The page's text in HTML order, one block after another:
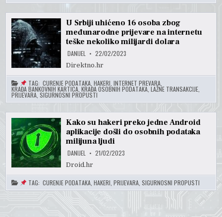
U Srbiji uhićeno 16 osoba zbog
međunarodne prijevare na internetu
teške nekoliko milijardi dolara
DANIJEL 22/02/2023
Direktno.hr
TAG: CURENJE PODATAKA, HAKERI INTERNET PREVARA,
KRAĐA BANKOVNIH KARTICA ,KRAĐA OSOBNIH PODATAKA ,LAŽNE TRANSAKCIJE
PRIJEVARA ,SIGURNOSNI PROPUSTI
Kako su hakeri preko jedne Android
aplikacije došli do osobnih podataka
milijuna ljudi
DANIJEL 21/02/2023
Droid.hr
TAG: CURENJE PODATAKA, HAKERI PRIJEVARA, SIGURNOSNI PROPUSTI